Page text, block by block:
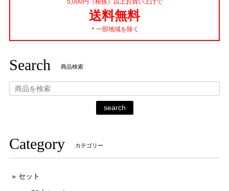
2020/03/29
5,000円（税抜）以上お買い上げで
送料無料
＊一部地域を除く
Search 商品検索
search
Category カテゴリー
セット